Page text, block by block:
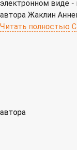
электронном виде
автора Жаклин
Читать полностью
автора